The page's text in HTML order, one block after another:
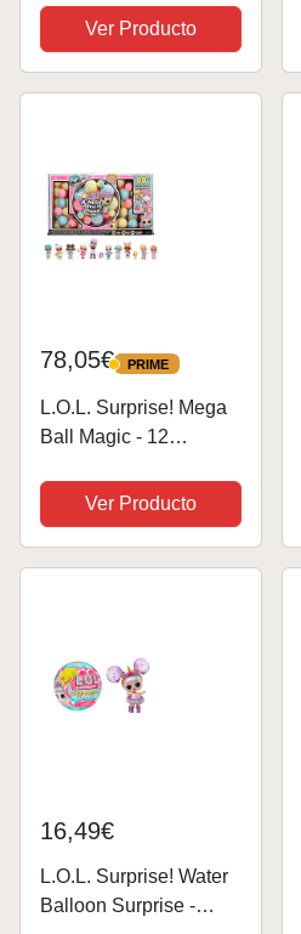
de 50 sorpresas y
Juegos en 360,
amueblado con
Ver Producto
78,05€ PRIME
PRIME
L.O.L. Surprise! Mega
Ball Magic - 12
sorpresas, 4
experiencias de
unboxing: Squish
Ver Producto
16,49€
L.O.L. Surprise! Water
Balloon Surprise -